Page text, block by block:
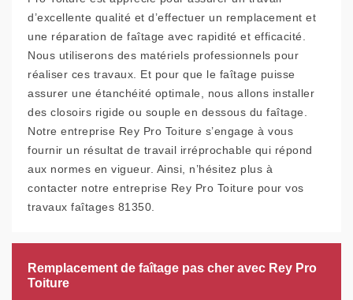
d’excellente qualité et d’effectuer un remplacement et
une réparation de faîtage avec rapidité et efficacité.
Nous utiliserons des matériels professionnels pour
réaliser ces travaux. Et pour que le faîtage puisse
assurer une étanchéité optimale, nous allons installer
des closoirs rigide ou souple en dessous du faîtage.
Notre entreprise Rey Pro Toiture s’engage à vous
fournir un résultat de travail irréprochable qui répond
aux normes en vigueur. Ainsi, n’hésitez plus à
contacter notre entreprise Rey Pro Toiture pour vos
travaux faîtages 81350.
Remplacement de faîtage pas cher avec Rey Pro
Toiture